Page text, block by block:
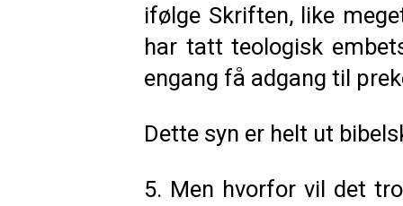
ifølge Skriften, like
har tatt teologisk
engang få adgang til
Dette syn er helt ut
5. Men hvorfor vil det